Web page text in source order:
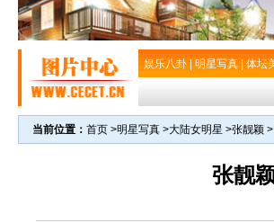
娱乐八卦 明星写真 体坛
当前位置： 首页 >明星写真 >大陆女明星 >张靓颖
张靓